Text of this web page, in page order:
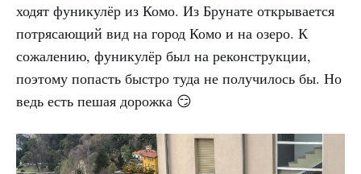
ходят фуникулёр из Комо. Из Брунате открывается
потрясающий вид на город Комо и на озеро. К
сожалению, фуникулёр был на реконструкции,
поэтому попасть быстро туда не получилось бы. Но
ведь есть пешая дорожка 😏